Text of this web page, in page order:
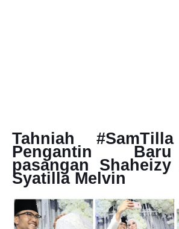
Tahniah
Pengantin
pasangan
Syatilla Melvin